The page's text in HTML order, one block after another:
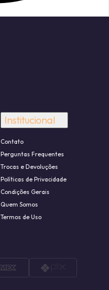
Institucional
Contato
Perguntas Frequentes
Trocas e Devoluções
Políticas de Privacidade
Condições Gerais
Quem Somos
Termos de Uso